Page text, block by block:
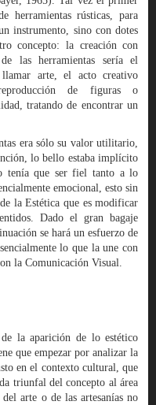
herramientas rústicas, para
instrumento, sino con dotes
concepto: la creación con
las herramientas sería el
arte, el acto creativo
de figuras o
tratando de encontrar un
era sólo su valor utilitario,
lo bello estaba implícito
tenía que ser fiel tanto a lo
emocional, esto sin
la Estética que es modificar
Dado el gran bagaje
se hará un esfuerzo de
lo que la une con
la Comunicación Visual.
la aparición de lo estético
que empezar por analizar la
en el contexto cultural, que
triunfal del concepto al área
arte o de las artesanías no